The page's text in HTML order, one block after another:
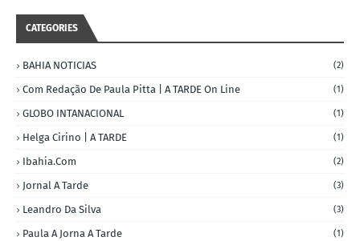
CATEGORIES
BAHIA NOTICIAS (2)
Com Redação De Paula Pitta | A TARDE On Line (1)
GLOBO INTANACIONAL (1)
Helga Cirino | A TARDE (1)
Ibahia.com (2)
Jornal A Tarde (3)
Leandro Da Silva (3)
Paula A Jorna A Tarde (1)